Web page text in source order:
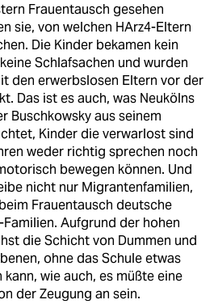
Frauentausch gesehen
sie, von welchen HArz4-Eltern
Die Kinder bekamen kein
Schlafsachen und wurden
den erwerbslosen Eltern vor der
Das ist es auch, was Neukölns
Buschkowsky aus seinem
Kinder die verwarlost sind
weder richtig sprechen noch
bewegen können. Und
nicht nur Migrantenfamilien,
Frauentausch deutsche
Aufgrund der hohen
die Schicht von Dummen und
ohne das Schule etwas
wie auch, es müßte eine
der Zeugung an sein.